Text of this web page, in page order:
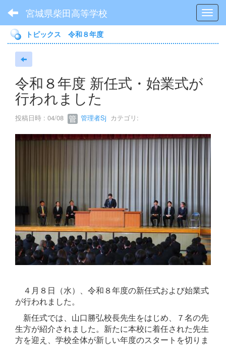
宮城県柴田高等学校
トピックス 令和８年度
令和８年度 新任式・始業式が
行われました
投稿日時 : 04/08 管理者Sj カテゴリ:
４月８日（水）、令和８年度の新任式および始業式
が行われました。
新任式では、山口勝弘校長先生をはじめ、７名の先
生方が紹介されました。新たに本校に着任された先生
方を迎え、学校全体が新しい年度のスタートを切りま